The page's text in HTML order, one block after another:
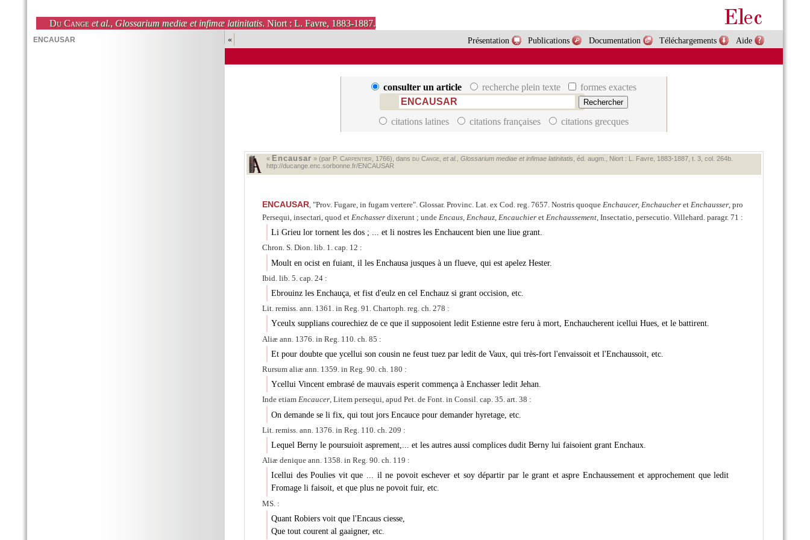
Du Cange et al., Glossarium mediæ et infimæ latinitatis. Niort : L. Favre, 1883-1887.
« Aide
Téléchargements
Documentation
Publications
Présentation
consulter un article recherche plein texte formes exactes
citations latines citations françaises citations grecques
« Encausar » (par P. Carpentier , 1766), dans du Cange, et al. Glossarium mediae et infimae latinitatis , éd. augm., Niort : L. Favre, 1883‑1887, t. 3, col. 264b.
http://ducange.enc.sorbonne.fr/ENCAUSAR
ENCAUSAR, Prov. Fugare, in fugam vertere . Glossar. Provinc. Lat. ex Cod. reg. 7657. Nostris quoque Enchaucer, Enchaucheret Enchausser, pro
Persequi, insectari, quod et Enchasserdixerunt ; unde Encaus, Enchauz, Encauchieret Enchaussement, Insectatio, persecutio. Villehard. paragr. 71 :
Li Grieu lor tornent les dos ; ... et li nostres les Enchaucent bien une liue grant.
Chron. S. Dion. lib. 1. cap. 12 :
Moult en ocist en fuiant, il les Enchausa jusques à un flueve, qui est apelez Hester.
Ibid. lib. 5. cap. 24 :
Ebrouinz les Enchauça, et fist d'eulz en cel Enchauz si grant occision, etc.
Lit. remiss. ann. 1361. in Reg. 91. Chartoph. reg. ch. 278 :
Yceulx supplians courechiez de ce que il supposoient ledit Estienne estre feru à mort, Enchaucherent icellui Hues, et le battirent.
Aliæ ann. 1376. in Reg. 110. ch. 85 :
Et pour doubte que ycellui son cousin ne feust tuez par ledit de Vaux, qui très-fort l'envaissoit et l'Enchaussoit, etc.
Rursum aliæ ann. 1359. in Reg. 90. ch. 180 :
Ycellui Vincent embrasé de mauvais esperit commença à Enchasser ledit Jehan.
Inde etiam Encaucer, Litem persequi, apud Pet. de Font. in Consil. cap. 35. art. 38 :
On demande se li fix, qui tout jors Encauce pour demander hyretage, etc.
Lit. remiss. ann. 1376. in Reg. 110. ch. 209 :
Lequel Berny le poursuioit asprement,... et les autres aussi complices dudit Berny lui faisoient grant Enchaux.
Aliæ denique ann. 1358. in Reg. 90. ch. 119 :
Icellui des Poulies vit que ... il ne povoit eschever et soy départir par le grant et aspre Enchaussement et approchement que ledit
Fromage li faisoit, et que plus ne povoit fuir, etc.
MS. :
Quant Robiers voit que l'Encaus ciesse,
Que tout courent al gaaigner, etc.